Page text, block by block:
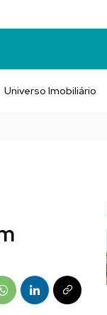
Universo Imobiliário